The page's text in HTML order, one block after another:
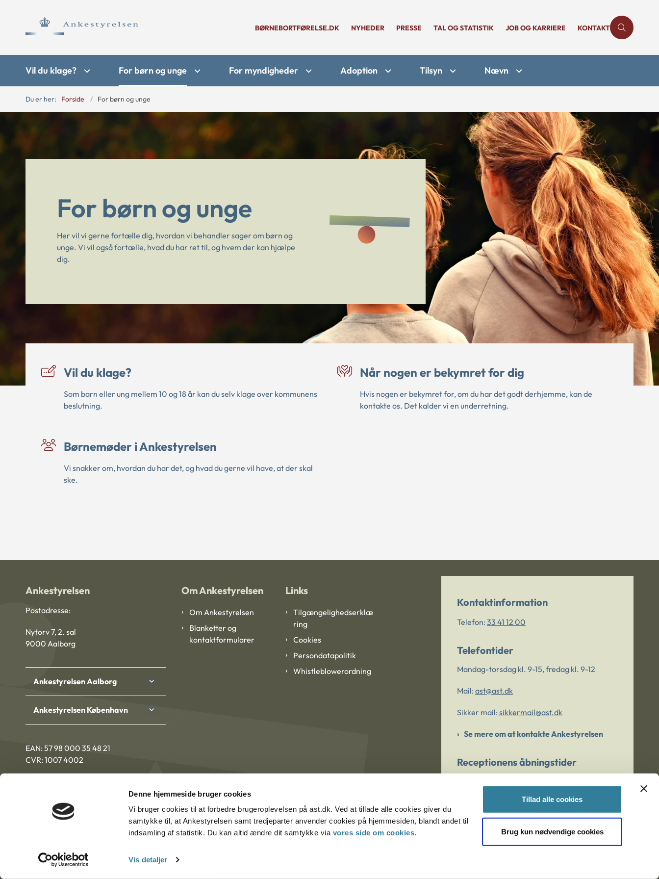
Denne hjemmeside bruger cookies
Vi bruger cookies til at forbedre brugeroplevelsen på ast.dk. Ved at tillade alle cookies giver du
samtykke til, at Ankestyrelsen samt tredjeparter anvender cookies på hjemmesiden, blandt andet til
indsamling af statistik. Du kan altid ændre dit samtykke via vores side om cookies.
Vis detaljer
Tillad alle cookies
Brug kun nødvendige cookies
BØRNEBORTFØRELSE.DK NYHEDER PRESSE TAL OG STATISTIK JOB OG KARRIERE KONTAKT
Vil du klage? For børn og unge For myndigheder Adoption Tilsyn Nævn
Du er her: Forside For børn og unge
For børn og unge
Her vil vi gerne fortælle dig, hvordan vi behandler sager om børn og
unge. Vi vil også fortælle, hvad du har ret til, og hvem der kan hjælpe
dig.
Vil du klage?
Som barn eller ung mellem 10 og 18 år kan du selv klage over kommunens
beslutning.
Når nogen er bekymret for dig
Hvis nogen er bekymret for, om du har det godt derhjemme, kan de
kontakte os. Det kalder vi en underretning.
Børnemøder i Ankestyrelsen
Vi snakker om, hvordan du har det, og hvad du gerne vil have, at der skal
ske.
Ankestyrelsen
Postadresse:
Nytorv 7, 2. sal
9000 Aalborg
Ankestyrelsen Aalborg
Ankestyrelsen København
EAN: 57 98 000 35 48 21
CVR: 1007 4002
Om Ankestyrelsen
Om Ankestyrelsen
Blanketter og
kontaktformularer
Links
Tilgængelighedserklæ
ring
Cookies
Persondatapolitik
Whistleblowerordning
Kontaktinformation
Telefon: 33 41 12 00
Telefontider
Mandag-torsdag kl. 9-15, fredag kl. 9-12
Mail: ast@ast.dk
Sikker mail: sikkermail@ast.dk
Se mere om at kontakte Ankestyrelsen
Receptionens åbningstider
Er du bekymret for et barn/en ung?